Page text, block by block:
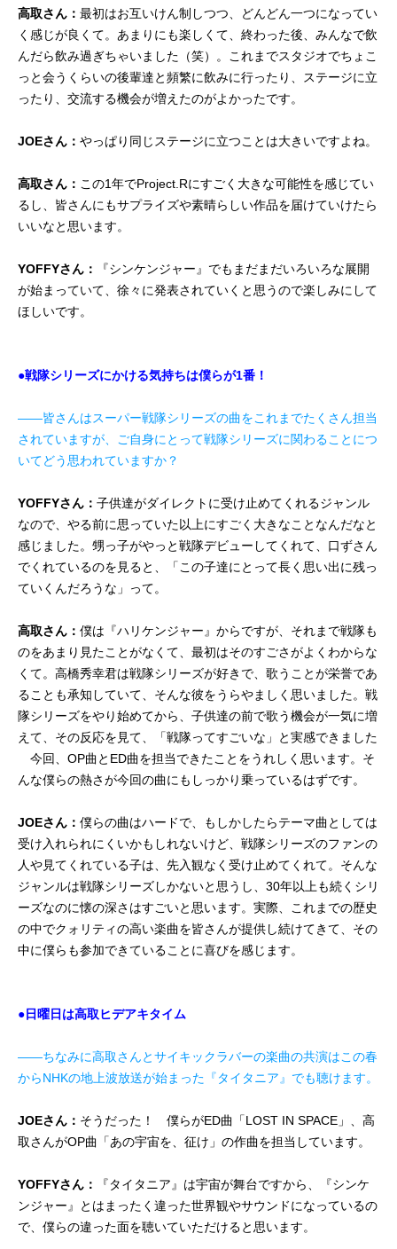
高取さん： 最初はお互いけん制しつつ、どんどん一つになってい
く感じが良くて。あまりにも楽しくて、終わった後、みんなで飲
んだら飲み過ぎちゃいました（笑）。これまでスタジオでちょこ
っと会うくらいの後輩達と頻繁に飲みに行ったり、ステージに立
ったり、交流する機会が増えたのがよかったです。
JOEさん： やっぱり同じステージに立つことは大きいですよね。
高取さん： この1年でProject.Rにすごく大きな可能性を感じてい
るし、皆さんにもサプライズや素晴らしい作品を届けていけたら
いいなと思います。
YOFFYさん：
『シンケンジャー』でもまだまだいろいろな展開
が始まっていて、徐々に発表されていくと思うので楽しみにして
ほしいです。
●戦隊シリーズにかける気持ちは僕らが1番！
――皆さんはスーパー戦隊シリーズの曲をこれまでたくさん担当
されていますが、ご自身にとって戦隊シリーズに関わることにつ
いてどう思われていますか？
YOFFYさん： 子供達がダイレクトに受け止めてくれるジャンル
なので、やる前に思っていた以上にすごく大きなことなんだなと
感じました。甥っ子がやっと戦隊デビューしてくれて、口ずさん
でくれているのを見ると、「この子達にとって長く思い出に残っ
ていくんだろうな」って。
高取さん： 僕は『ハリケンジャー』からですが、それまで戦隊も
のをあまり見たことがなくて、最初はそのすごさがよくわからな
くて。高橋秀幸君は戦隊シリーズが好きで、歌うことが栄誉であ
ることも承知していて、そんな彼をうらやましく思いました。戦
隊シリーズをやり始めてから、子供達の前で歌う機会が一気に増
えて、その反応を見て、「戦隊ってすごいな」と実感できました
今回、OP曲とED曲を担当できたことをうれしく思います。そ
んな僕らの熱さが今回の曲にもしっかり乗っているはずです。
JOEさん： 僕らの曲はハードで、もしかしたらテーマ曲としては
受け入れられにくいかもしれないけど、戦隊シリーズのファンの
人や見てくれている子は、先入観なく受け止めてくれて。そんな
ジャンルは戦隊シリーズしかないと思うし、30年以上も続くシリ
ーズなのに懐の深さはすごいと思います。実際、これまでの歴史
の中でクォリティの高い楽曲を皆さんが提供し続けてきて、その
中に僕らも参加できていることに喜びを感じます。
●日曜日は高取ヒデアキタイム
――ちなみに高取さんとサイキックラバーの楽曲の共演はこの春
からNHKの地上波放送が始まった『タイタニア』でも聴けます。
JOEさん： そうだった！ 僕らがED曲「LOST IN SPACE」、高
取さんがOP曲「あの宇宙を、征け」の作曲を担当しています。
YOFFYさん：
『タイタニア』は宇宙が舞台ですから、『シンケ
ンジャー』とはまったく違った世界観やサウンドになっているの
で、僕らの違った面を聴いていただけると思います。